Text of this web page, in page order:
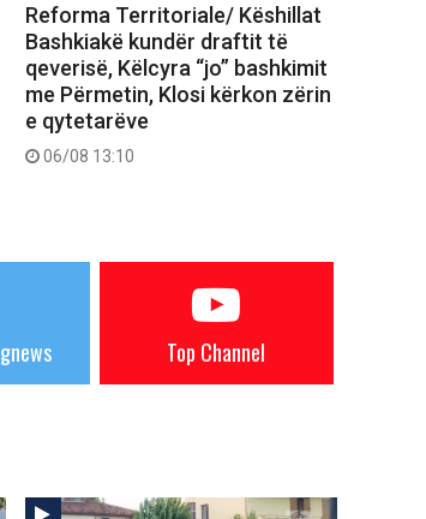
Reforma Territoriale/ Këshillat
Bashkiakë kundër draftit të
qeverisë, Këlcyra “jo” bashkimit
me Përmetin, Klosi kërkon zërin
e qytetarëve
06/08 13:10
Top Channel